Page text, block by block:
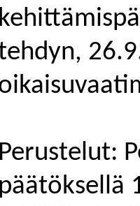
Perustelut:
päätöksellä